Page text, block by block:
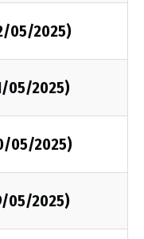
05/2025)
05/2025)
05/2025)
05/2025)